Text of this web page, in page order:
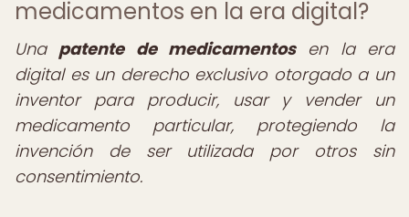
medicamentos en la era digital?
Una patente de medicamentosen la era
digital es un derecho exclusivo otorgado a un
inventor para producir, usar y vender un
medicamento particular, protegiendo la
invención de ser utilizada por otros sin
consentimiento.